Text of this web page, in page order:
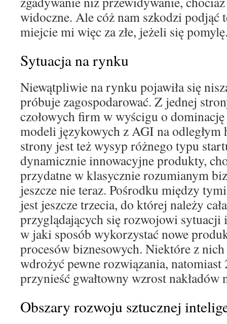
widoczne. Ale cóż nam szkodzi podjąć
miejcie mi więc za złe, jeżeli się
Sytuacja na rynku
Niewątpliwie na rynku pojawiła się
próbuje zagospodarować. Z jednej
czołowych firm w wyścigu o
modeli językowych z AGI na
strony jest też wysyp różnego typu
dynamicznie innowacyjne produkty,
przydatne w klasycznie rozumianym
jeszcze nie teraz. Pośrodku między
jest jeszcze trzecia, do której należy
przyglądających się rozwojowi sytuacji
w jaki sposób wykorzystać nowe
procesów biznesowych. Niektóre z
wdrożyć pewne rozwiązania,
przynieść gwałtowny wzrost nakładów
Obszary rozwoju sztucznej